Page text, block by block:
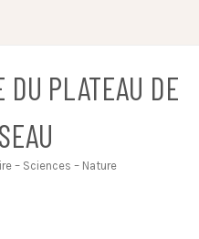
DU PLATEAU DE
– Sciences – Nature